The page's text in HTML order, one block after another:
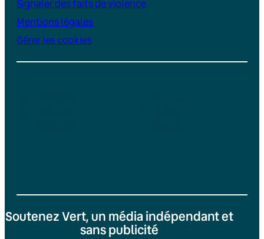
Signaler des faits de violence
Mentions légales
Gérer les cookies
Soutenez Vert, un média indépendant et
sans publicité